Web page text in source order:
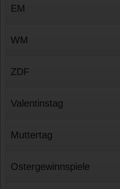
EM
WM
ZDF
Valentinstag
Muttertag
Ostergewinnspiele